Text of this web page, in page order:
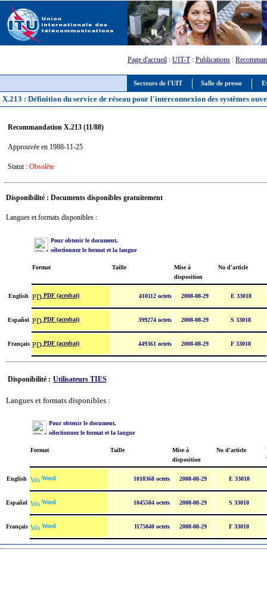
Secteurs de l'UIT Salle de presse
Page d'accueil : UIT-T: Publications :
X.213 : Définition du service de réseau pour l'interconnexion des systèmes
Recommandation X.213 (11/88)
Approuvée en 1988-11-25
Statut : Obsolète
Disponibilité : Documents disponibles gratuitement
Langues et formats disponibles :
Pour obtenir le document,
sélectionnez le format et la langue
Format Taille
Mise à
disposition
No d'article
English PDF (acrobat) 410112 octets 2008-08-29 E 33018
Español PDF (acrobat) 399274 octets 2008-08-29 S 33018
Français PDF (acrobat) 449361 octets 2008-08-29 F 33018
Disponibilité : Utilisateurs TIES
Langues et formats disponibles :
Pour obtenir le document,
sélectionnez le format et la langue
Format Taille
Mise à
disposition
No d'article
English Word 1018368 octets 2008-08-29 E 33018
Español Word 1045504 octets 2008-08-29 S 33018
Français Word 1175040 octets 2008-08-29 F 33018